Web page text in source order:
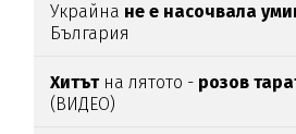
Украйна не е насочвала
България
Хитътна лятото - розов
(ВИДЕО)